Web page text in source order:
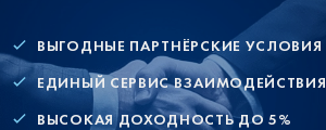
ВЫГОДНЫЕ ПАРТНЁРСКИЕ УСЛОВИЯ
ЕДИНЫЙ СЕРВИС ВЗАИМОДЕЙСТВИЯ
ВЫСОКАЯ ДОХОДНОСТЬ ДО 5%